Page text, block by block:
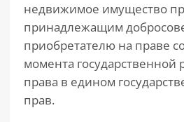
недвижимое имущество
принадлежащим
приобретателю на праве
момента государственной
права в едином
прав.